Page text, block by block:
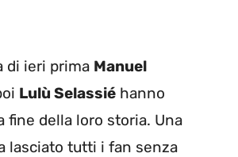
di ieri prima Manuel
Lulù Selassié hanno
fine della loro storia. Una
lasciato tutti i fan senza